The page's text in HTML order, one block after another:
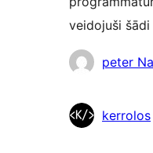
veidojuši
Līdzdalībnieki
peter
kerrolos